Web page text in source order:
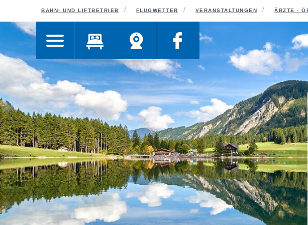
HOTEL SONNENHOF BIOHOTEL-BERGZEIT
ORTE DES TALES
BAHN- UND LIFTBETRIEB FLUGWETTER VERANSTALTUNGEN ÄRZTE -